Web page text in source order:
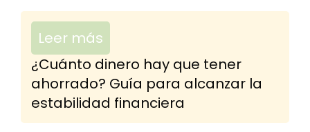
Leer más
¿Cuánto dinero hay que tener
ahorrado? Guía para alcanzar la
estabilidad financiera